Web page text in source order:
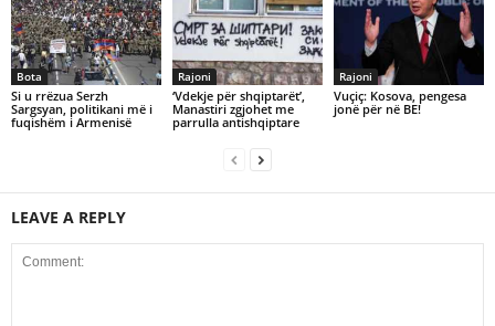
Bota
Si u rrëzua Serzh
Sargsyan, politikani më i
fuqishëm i Armenisë
Rajoni
‘Vdekje për shqiptarët’,
Manastiri zgjohet me
parrulla antishqiptare
Rajoni
Vuçiç: Kosova, pengesa
jonë për në BE!
LEAVE A REPLY